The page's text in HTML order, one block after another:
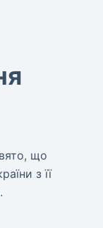
що
з її